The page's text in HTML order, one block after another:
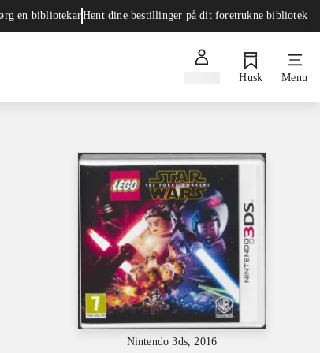
en bibliotekarHent dine bestillinger på dit foretrukne bibliotek
Husk Menu
Nintendo 3ds, 2016